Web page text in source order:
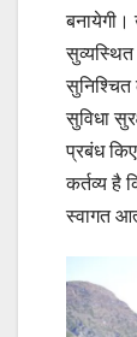
बनायेगी।
सुनिश्चित
सुविधा
प्रबंध
कर्तव्य है
स्वागत